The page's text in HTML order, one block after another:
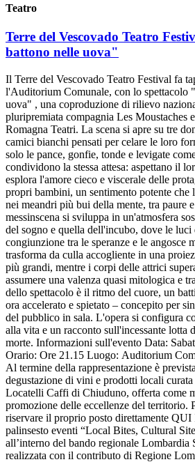
Teatro
Terre del Vescovado Teatro
battono nelle uova"
Il Terre del Vescovado Teatro Festival fa
l'Auditorium Comunale, con lo spettacolo
uova" , una coproduzione di rilievo
pluripremiata compagnia Les Moustaches
Romagna Teatri. La scena si apre su tre
camici bianchi pensati per celare le loro
solo le pance, gonfie, tonde e levigate
condividono la stessa attesa: aspettano il
esplora l'amore cieco e viscerale delle
propri bambini, un sentimento potente che
nei meandri più bui della mente, tra paure
messinscena si sviluppa in un'atmosfera
del sogno e quella dell'incubo, dove le
congiunzione tra le speranze e le angosce
trasforma da culla accogliente in una
più grandi, mentre i corpi delle attrici
assumere una valenza quasi mitologica e
dello spettacolo è il ritmo del cuore, un
ora accelerato e spietato – concepito per
del pubblico in sala. L'opera si configura
alla vita e un racconto sull'incessante lotta
morte. Informazioni sull'evento Data:
Orario: Ore 21.15 Luogo: Auditorium
Al termine della rappresentazione è
degustazione di vini e prodotti locali
Locatelli Caffi di Chiuduno, offerta come
promozione delle eccellenze del territorio.
riservare il proprio posto direttamente
palinsesto eventi “Local Bites, Cultural
all’interno del bando regionale Lombardia
realizzata con il contributo di Regione